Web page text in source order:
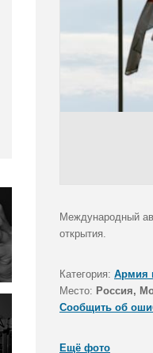
Международный
открытия.
Категория: Армия
Место: Россия,
Сообщить об
Ещё фото